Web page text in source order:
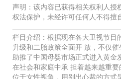
声明：该内容已获得相关权利人授
权法保护，未经许可任何人不得擅
栏目介绍：根据现在各大卫视节目
升级和二胎政策全面开 放，不仅
助推了中国母婴市场正式进入黄金
在社会和家庭中承 担着越来越重
位于女性视角，用别出心裁的方式